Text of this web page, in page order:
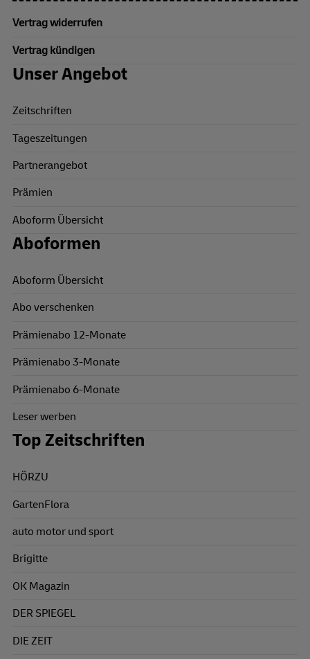
Vertrag widerrufen
Vertrag kündigen
Unser Angebot
Zeitschriften
Tageszeitungen
Partnerangebot
Prämien
Aboform Übersicht
Aboformen
Aboform Übersicht
Abo verschenken
Prämienabo 12-Monate
Prämienabo 3-Monate
Prämienabo 6-Monate
Leser werben
Top Zeitschriften
HÖRZU
GartenFlora
auto motor und sport
Brigitte
OK Magazin
DER SPIEGEL
DIE ZEIT